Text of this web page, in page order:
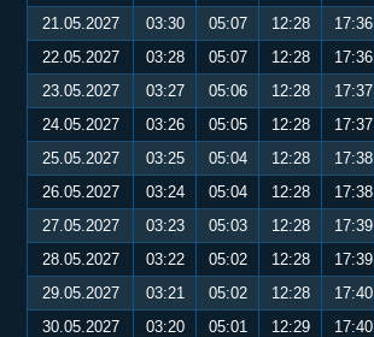
21.05.2027
03:30 05:07 12:28 17:36
22.05.2027
03:28 05:07 12:28 17:36
23.05.2027
03:27 05:06 12:28 17:37
24.05.2027
03:26 05:05 12:28 17:37
25.05.2027
03:25 05:04 12:28 17:38
26.05.2027
03:24 05:04 12:28 17:38
27.05.2027
03:23 05:03 12:28 17:39
28.05.2027
03:22 05:02 12:28 17:39
29.05.2027
03:21 05:02 12:28 17:40
30.05.2027
03:20 05:01 12:29 17:40